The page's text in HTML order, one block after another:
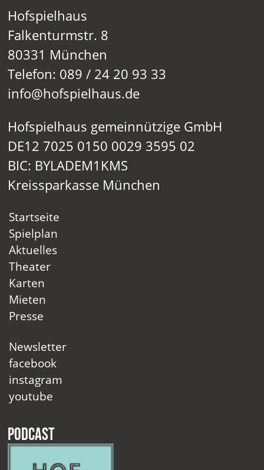
Hofspielhaus
Falkenturmstr. 8
80331 München
Telefon: 089 / 24 20 93 33
info@hofspielhaus.de
Hofspielhaus gemeinnützige GmbH
DE12 7025 0150 0029 3595 02
BIC: BYLADEM1KMS
Kreissparkasse München
Startseite
Spielplan
Aktuelles
Theater
Karten
Mieten
Presse
Newsletter
facebook
instagram
youtube
Podcast